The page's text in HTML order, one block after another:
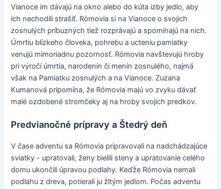
Vianoce im dávajú na okno alebo do kúta izby jedlo, aby
ich nechodili strašiť. Rómovia si na Vianoce o svojich
zosnulých príbuzných tiež rozprávajú a spomínajú na nich.
Úmrtiu blízkeho človeka, pohrebu a ucteniu pamiatky
venujú mimoriadnu pozornosť. Rómovia navštevujú hroby
pri výročí úmrtia, narodenín či menín zosnulého, najmä
však na Pamiatku zosnulých a na Vianoce. Zuzana
Kumanová pripomína, že Rómovia majú vo zvyku dávať
malé ozdobené stromčeky aj na hroby svojich predkov.
Predvianočné prípravy a Štedrý deň
V čase adventu sa Rómovia pripravovali na nadchádzajúce
sviatky - upratovali, ženy bielili steny a upratovanie celého
domu ukončili úpravou podlahy. Keďže Rómovia nemali
podlahu z dreva, potierali ju žltým jedlom. Počas adventu